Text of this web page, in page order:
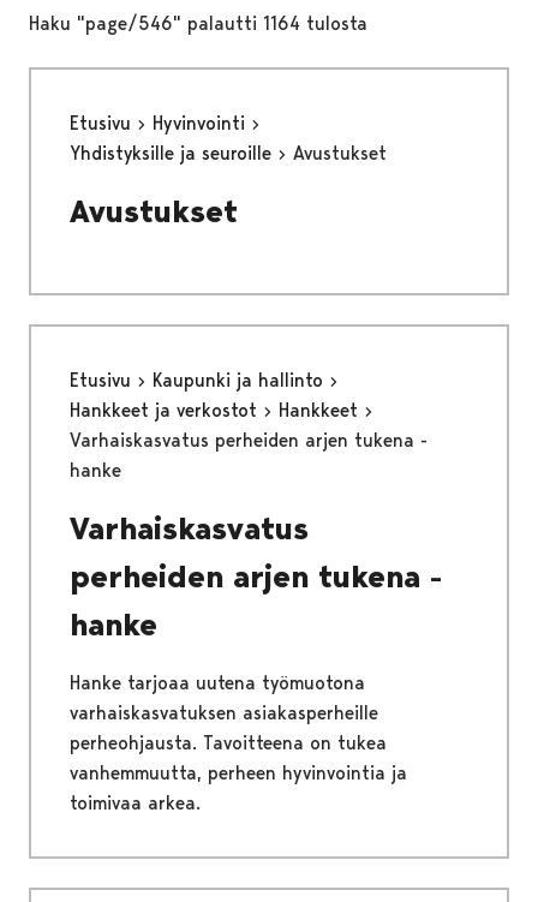
Haku "page/546" palautti 1164 tulosta
Etusivu
Hyvinvointi
Yhdistyksille ja seuroille
Avustukset
Avustukset
Etusivu
Kaupunki ja hallinto
Hankkeet ja verkostot
Hankkeet
Varhaiskasvatus perheiden arjen tukena -
hanke
Varhaiskasvatus
perheiden arjen tukena -
hanke
Hanke tarjoaa uutena työmuotona
varhaiskasvatuksen asiakasperheille
perheohjausta. Tavoitteena on tukea
vanhemmuutta, perheen hyvinvointia ja
toimivaa arkea.